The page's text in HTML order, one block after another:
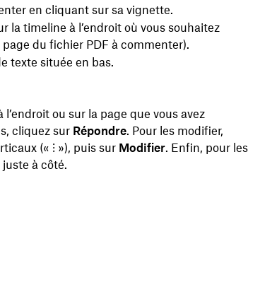
en cliquant sur sa vignette.
la timeline à l’endroit où vous souhaitez
du fichier PDF à commenter).
texte située en bas.
ou sur la page que vous avez
cliquez sur Répondre. Pour les modifier,
(« ⁝ »), puis sur Modifier. Enfin, pour les
à côté.